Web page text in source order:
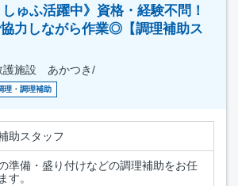
しゅふ活躍中》資格・経験不問！
力しながら作業◎【調理補助ス
施設 あかつき/
理・調理補助
助スタッフ
準備・盛り付けなどの調理補助をお任
す。